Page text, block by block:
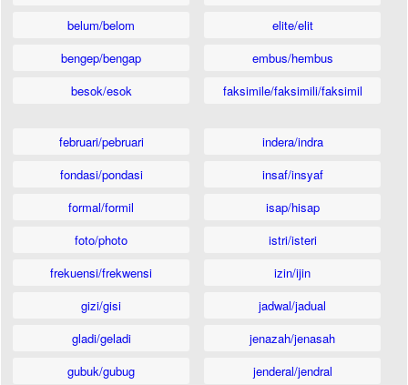
belum/belom
bengep/bengap
besok/esok
elite/elit
embus/hembus
faksimile/faksimili/faksimil
februari/pebruari
fondasi/pondasi
formal/formil
foto/photo
frekuensi/frekwensi
gizi/gisi
gladi/geladi
gubuk/gubug
indera/indra
insaf/insyaf
isap/hisap
istri/isteri
izin/ijin
jadwal/jadual
jenazah/jenasah
jenderal/jendral